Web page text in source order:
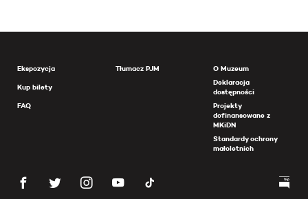
Ekspozycja
Kup bilety
FAQ
Tłumacz PJM
O Muzeum
Deklaracja
dostępności
Projekty
dofinansowane z
MKiDN
Standardy ochrony
małoletnich